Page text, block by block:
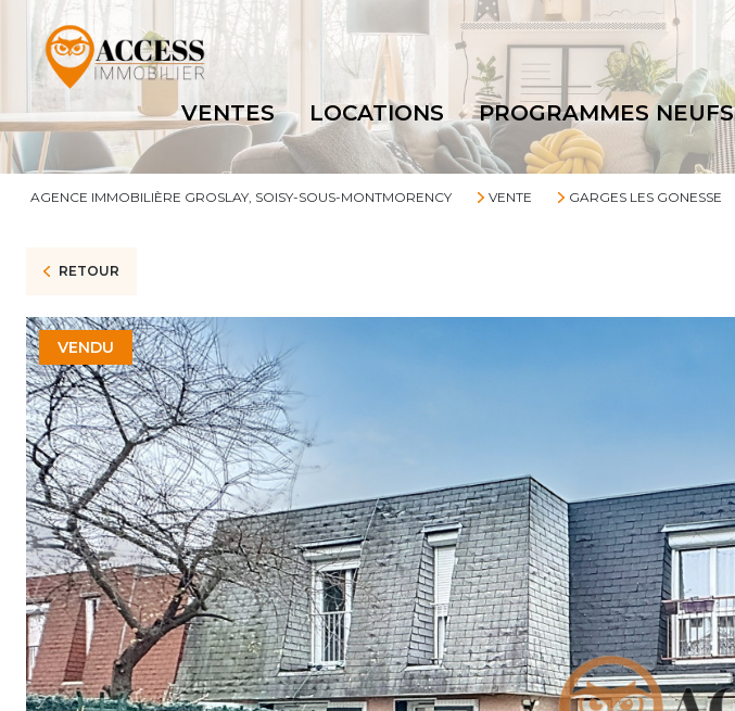
VENTES LOCATIONS PROGRAMMES NEUFS
AGENCE IMMOBILIÈRE GROSLAY, SOISY-SOUS-MONTMORENCY VENTE GARGES LES GONESSE
RETOUR
VENDU